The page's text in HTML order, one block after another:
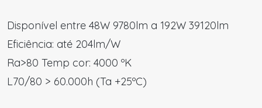
Disponível entre 48W 9780lm a 192W 39120lm
Eficiência: até 204lm/W
Ra>80 Temp cor: 4000 ºK
L70/80 > 60.000h (Ta +25ºC)